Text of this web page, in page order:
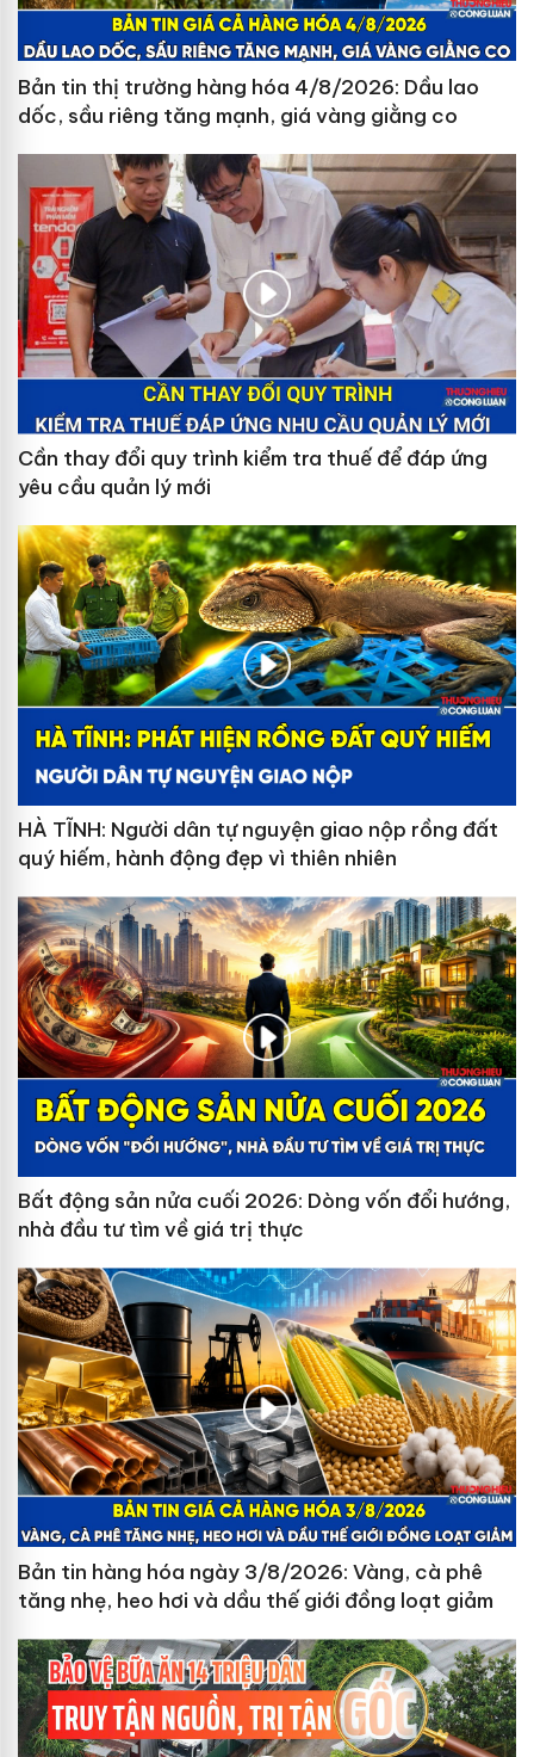
Bản tin thị trường hàng hóa 4/8/2026: Dầu lao
dốc, sầu riêng tăng mạnh, giá vàng giằng co
Cần thay đổi quy trình kiểm tra thuế để đáp ứng
yêu cầu quản lý mới
HÀ TĨNH: Người dân tự nguyện giao nộp rồng đất
quý hiếm, hành động đẹp vì thiên nhiên
Bất động sản nửa cuối 2026: Dòng vốn đổi hướng,
nhà đầu tư tìm về giá trị thực
Bản tin hàng hóa ngày 3/8/2026: Vàng, cà phê
tăng nhẹ, heo hơi và dầu thế giới đồng loạt giảm